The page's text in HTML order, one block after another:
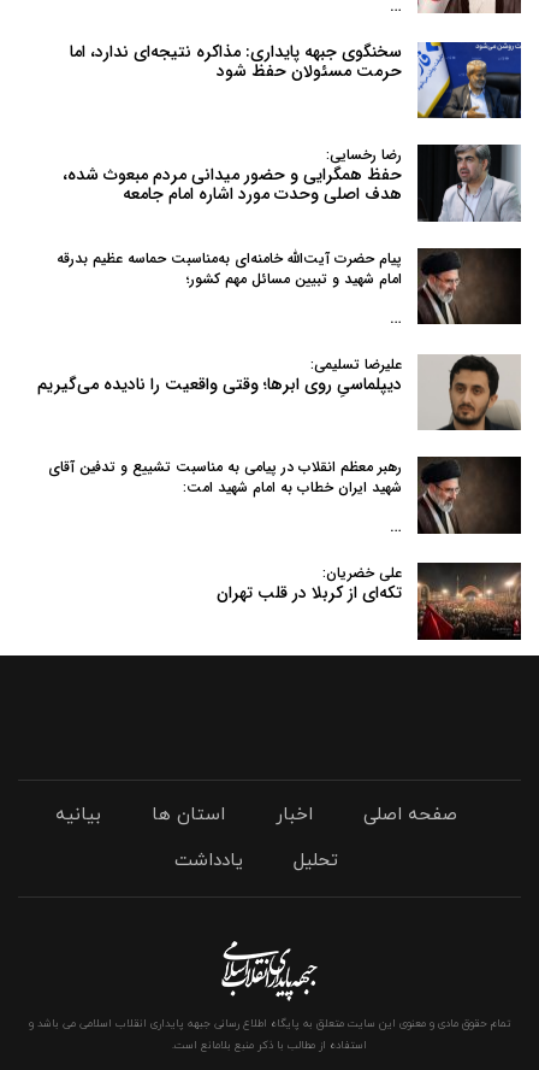
…
سخنگوی جبهه پایداری: مذاکره نتیجه‌ای ندارد، اما
حرمت مسئولان حفظ شود
رضا رخسایی:
حفظ همگرایی و حضور میدانی مردم مبعوث شده،
هدف اصلی وحدت مورد اشاره امام جامعه
پیام حضرت آیت‌الله خامنه‌ای به‌مناسبت حماسه عظیم بدرقه
امام شهید و تبیین مسائل مهم کشور؛
…
علیرضا تسلیمی:
دیپلماسیِ روی ابرها؛ وقتی واقعیت را نادیده می‌گیریم
رهبر معظم انقلاب در پیامی به‌ مناسبت تشییع و تدفین آقای
شهید ایران خطاب به امام شهید امت:
…
علی خضریان:
تکه‌ای از کربلا در قلب تهران
صفحه اصلی اخبار استان ها
بیانیه
تحلیل
یادداشت
تمام حقوق مادی و معنوی این سایت متعلق به پایگاه اطلاع رسانی جبهه پایداری انقلاب اسلامی می باشد و
استفاده از مطالب با ذکر منبع بلامانع است.